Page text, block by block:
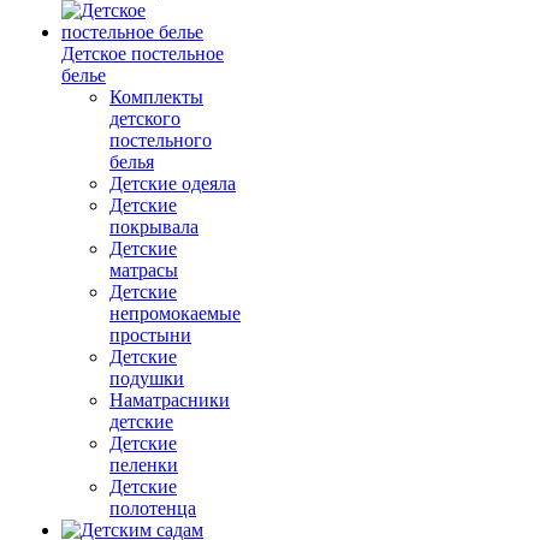
Детское постельное
белье
Комплекты
детского
постельного
белья
Детские одеяла
Детские
покрывала
Детские
матрасы
Детские
непромокаемые
простыни
Детские
подушки
Наматрасники
детские
Детские
пеленки
Детские
полотенца